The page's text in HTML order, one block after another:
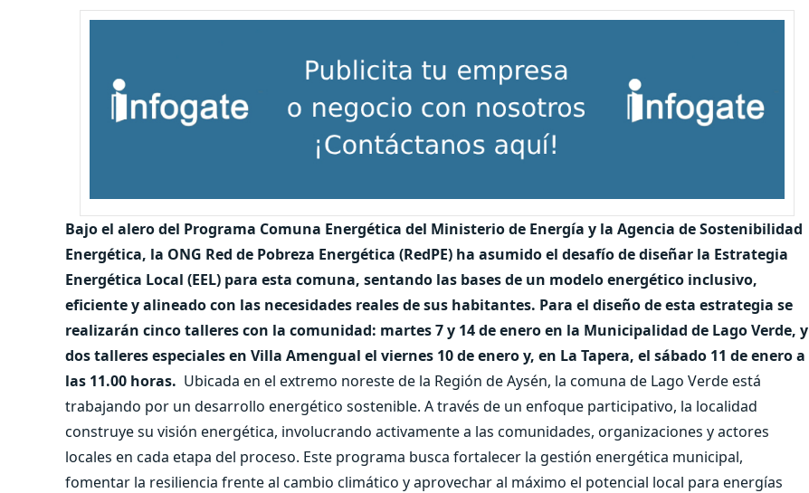
Bajo el alero del Programa Comuna Energética del Ministerio de Energía y la Agencia de Sostenibilidad
Energética, la ONG Red de Pobreza Energética (RedPE) ha asumido el desafío de diseñar la Estrategia
Energética Local (EEL) para esta comuna, sentando las bases de un modelo energético inclusivo,
eficiente y alineado con las necesidades reales de sus habitantes. Para el diseño de esta estrategia se
realizarán cinco talleres con la comunidad: martes 7 y 14 de enero en la Municipalidad de Lago Verde, y
dos talleres especiales en Villa Amengual el viernes 10 de enero y, en La Tapera, el sábado 11 de enero a
las 11.00 horas. Ubicada en el extremo noreste de la Región de Aysén, la comuna de Lago Verde está
trabajando por un desarrollo energético sostenible. A través de un enfoque participativo, la localidad
construye su visión energética, involucrando activamente a las comunidades, organizaciones y actores
locales en cada etapa del proceso. Este programa busca fortalecer la gestión energética municipal,
fomentar la resiliencia frente al cambio climático y aprovechar al máximo el potencial local para energías